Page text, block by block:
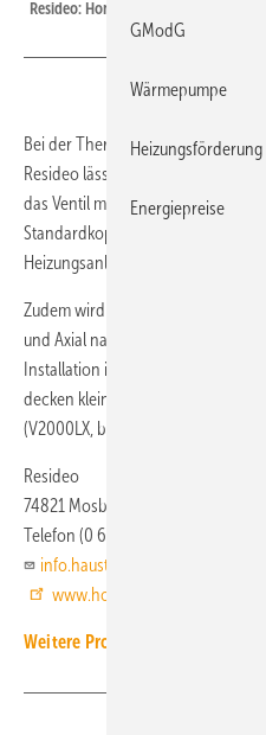
Resideo: Honeywell Home V2000SX.
Bei der Thermostatventilserie
Resideo lässt sich die
das Ventil mit einem
Standardkopf 90 % der
Heizungsanlagen im Wohnbereich
Zudem wird über die
und Axial nahezu jede
Installation im Heizkörperrücklauf
decken kleine (V2000FX, bei 10
(V2000LX, bei 10 kPa bis 320 l/h
Resideo
74821 Mosbach
Telefon (0 62 61) 81 12 06
info.haustechnik@honeywell.com
www.homecomfort.resideo.com
Weitere Produkt-Meldungen
GModG
Wärmepumpe
Heizungsförderung
Energiepreise